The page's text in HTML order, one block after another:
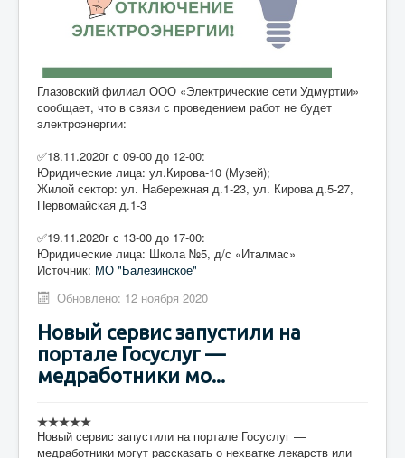
Глазовский филиал ООО «Электрические сети Удмуртии»
сообщает, что в связи с проведением работ не будет
электроэнергии:
✅18.11.2020г с 09-00 до 12-00:
Юридические лица: ул.Кирова-10 (Музей);
Жилой сектор: ул. Набережная д.1-23, ул. Кирова д.5-27,
Первомайская д.1-3
✅19.11.2020г с 13-00 до 17-00:
Юридические лица: Школа №5, д/с «Италмас»
Источник: МО "Балезинское"
Обновлено: 12 ноября 2020
Новый сервис запустили на
портале Госуслуг —
медработники мо...
Новый сервис запустили на портале Госуслуг —
медработники могут рассказать о нехватке лекарств или